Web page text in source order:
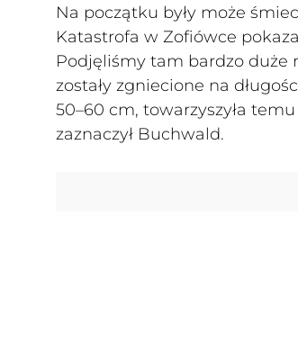
Na początku były może
Katastrofa w Zofiówce
Podjęliśmy tam bardzo duże
zostały zgniecione na
50–60 cm, towarzyszyła
zaznaczył Buchwald.